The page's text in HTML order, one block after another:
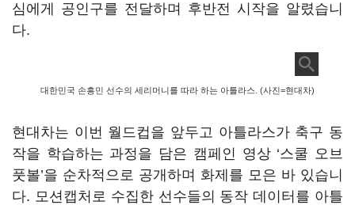
심에게 공인구를 전달하며 후반전 시작을 알렸습니
다.
대한민국 손흥민 선수의 세리머니를 따라 하는 아틀라스. (사진=현대차)
현대차는 이번 월드컵을 앞두고 아틀라스가 축구 동
작을 학습하는 과정을 담은 캠페인 영상 ‘스쿨 오브
풋볼’을 순차적으로 공개하며 화제를 모은 바 있습니
다. 모션캡처로 수집한 선수들의 동작 데이터를 아틀